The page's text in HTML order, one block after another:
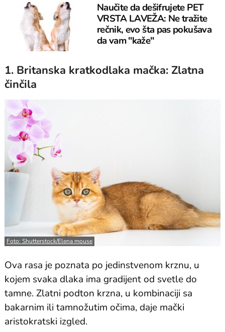
Naučite da dešifrujete PET
VRSTA LAVEŽA: Ne tražite
rečnik, evo šta pas pokušava
da vam "kaže"
1. Britanska kratkodlaka mačka: Zlatna
činčila
Foto: Shutterstock/Elena mouse
Ova rasa je poznata po jedinstvenom krznu, u
kojem svaka dlaka ima gradijent od svetle do
tamne. Zlatni podton krzna, u kombinaciji sa
bakarnim ili tamnožutim očima, daje mački
aristokratski izgled.